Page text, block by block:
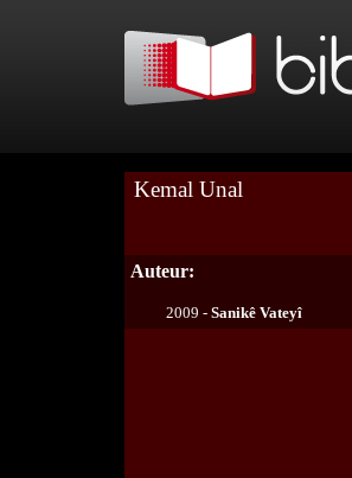
Kemal Unal
Auteur:
2009 - Sanikê Vateyî